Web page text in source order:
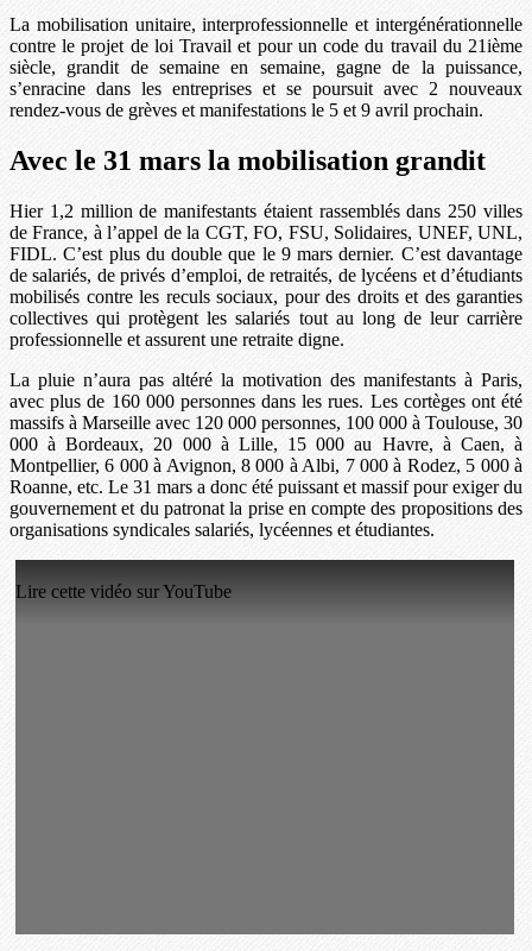
La mobilisation unitaire, interprofessionnelle et intergénérationnelle
contre le projet de loi Travail et pour un code du travail du 21ième
siècle, grandit de semaine en semaine, gagne de la puissance,
s’enracine dans les entreprises et se poursuit avec 2 nouveaux
rendez-vous de grèves et manifestations le 5 et 9 avril prochain.
Avec le 31 mars la mobilisation grandit
Hier 1,2 million de manifestants étaient rassemblés dans 250 villes
de France, à l’appel de la CGT, FO, FSU, Solidaires, UNEF, UNL,
FIDL. C’est plus du double que le 9 mars dernier. C’est davantage
de salariés, de privés d’emploi, de retraités, de lycéens et d’étudiants
mobilisés contre les reculs sociaux, pour des droits et des garanties
collectives qui protègent les salariés tout au long de leur carrière
professionnelle et assurent une retraite digne.
La pluie n’aura pas altéré la motivation des manifestants à Paris,
avec plus de 160 000 personnes dans les rues. Les cortèges ont été
massifs à Marseille avec 120 000 personnes, 100 000 à Toulouse, 30
000 à Bordeaux, 20 000 à Lille, 15 000 au Havre, à Caen, à
Montpellier, 6 000 à Avignon, 8 000 à Albi, 7 000 à Rodez, 5 000 à
Roanne, etc. Le 31 mars a donc été puissant et massif pour exiger du
gouvernement et du patronat la prise en compte des propositions des
organisations syndicales salariés, lycéennes et étudiantes.
Lire cette vidéo sur YouTube